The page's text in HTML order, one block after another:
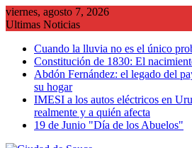
Saltar
al
viernes, agosto 7, 2026
Ultimas Noticias
Cuando la lluvia no es el único
Constitución de 1830: El
Abdón Fernández: el legado del
su hogar
IMESI a los autos eléctricos en
realmente y a quién afecta
19 de Junio "Día de los Abuelos"